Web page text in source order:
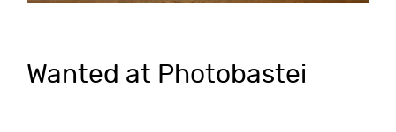
Wanted at Photobastei